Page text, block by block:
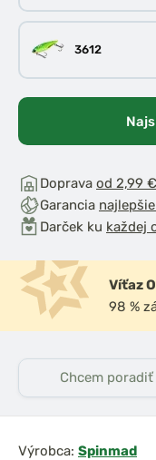
3612
Doprava od 2,99 €
Garancia
Darček ku každej
Víťaz
98 %
Chcem poradiť
Výrobca: Spinmad